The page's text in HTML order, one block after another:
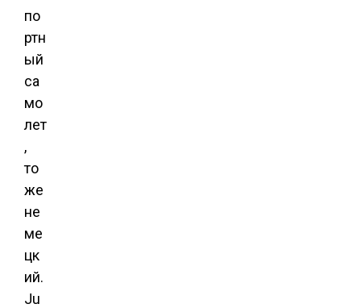
по
ртн
ый
са
мо
лет
,
то
же
не
ме
цк
ий.
Ju